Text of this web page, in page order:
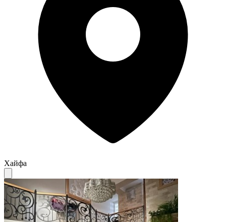
Хайфа